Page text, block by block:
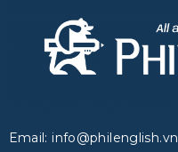
Email: info@philenglish.vn